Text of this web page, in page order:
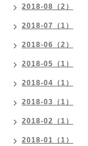
2018-08（2）
2018-07（1）
2018-06（2）
2018-05（1）
2018-04（1）
2018-03（1）
2018-02（1）
2018-01（1）